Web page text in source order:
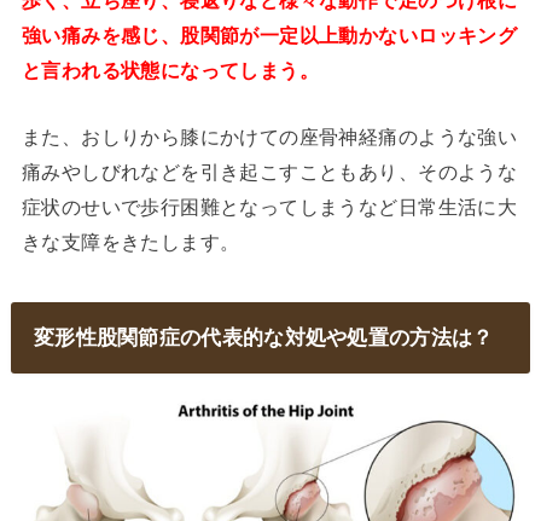
強い痛みを感じ、股関節が一定以上動かないロッキング
と言われる状態になってしまう。
また、おしりから膝にかけての座骨神経痛のような強い
痛みやしびれなどを引き起こすこともあり、そのような
症状のせいで歩行困難となってしまうなど日常生活に大
きな支障をきたします。
変形性股関節症の代表的な対処や処置の方法は？